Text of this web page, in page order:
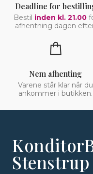
Deadline for
Bestil inden kl. 21.00
afhentning dagen
Nem afhenting
Varene står klar når du
ankommer i butikken.
Stenstrup